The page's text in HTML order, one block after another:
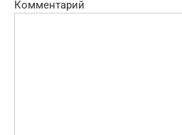
Комментарий